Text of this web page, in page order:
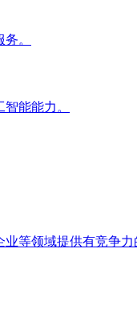
。
能能力。
等领域提供有竞争力